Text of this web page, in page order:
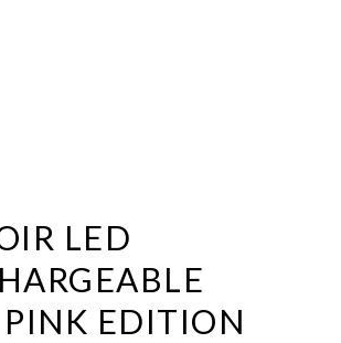
LED
PINK EDITION